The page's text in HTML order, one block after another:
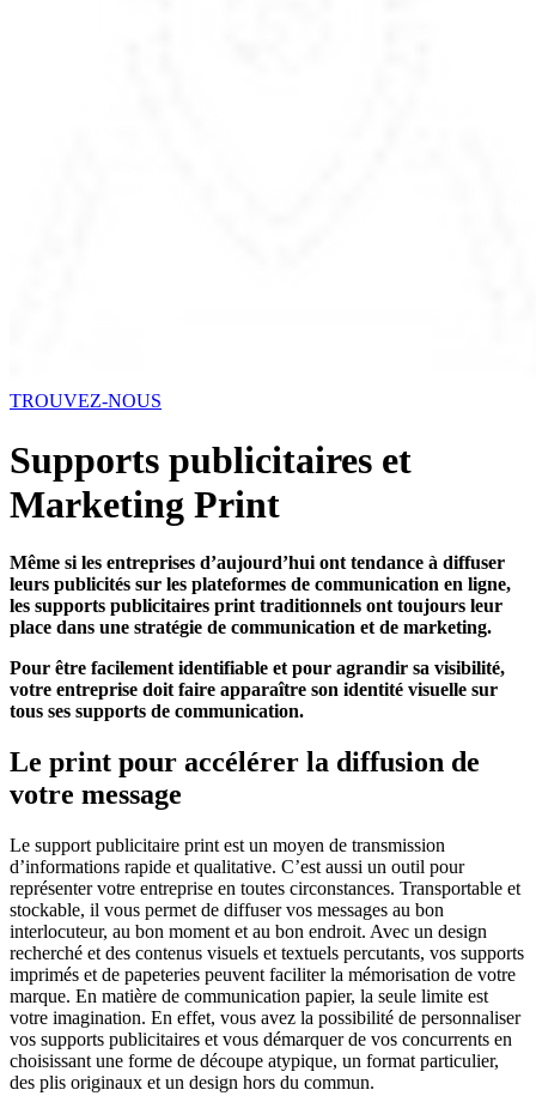
TROUVEZ-NOUS
Supports publicitaires et
Marketing Print
Même si les entreprises d’aujourd’hui ont tendance à diffuser
leurs publicités sur les plateformes de communication en ligne,
les supports publicitaires print traditionnels ont toujours leur
place dans une stratégie de communication et de marketing.
Pour être facilement identifiable et pour agrandir sa visibilité,
votre entreprise doit faire apparaître son identité visuelle sur
tous ses supports de communication.
Le print pour accélérer la diffusion de
votre message
Le support publicitaire print est un moyen de transmission
d’informations rapide et qualitative. C’est aussi un outil pour
représenter votre entreprise en toutes circonstances. Transportable et
stockable, il vous permet de diffuser vos messages au bon
interlocuteur, au bon moment et au bon endroit. Avec un design
recherché et des contenus visuels et textuels percutants, vos supports
imprimés et de papeteries peuvent faciliter la mémorisation de votre
marque. En matière de communication papier, la seule limite est
votre imagination. En effet, vous avez la possibilité de personnaliser
vos supports publicitaires et vous démarquer de vos concurrents en
choisissant une forme de découpe atypique, un format particulier,
des plis originaux et un design hors du commun.